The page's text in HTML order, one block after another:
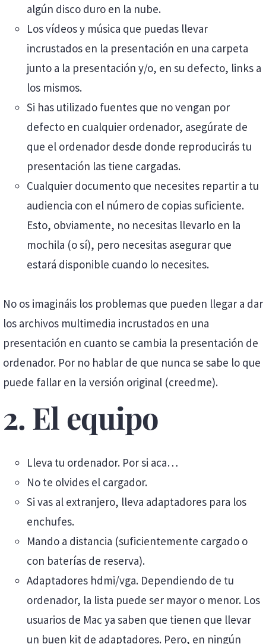
algún disco duro en la nube.
Los vídeos y música que puedas llevar
incrustados en la presentación en una carpeta
junto a la presentación y/o, en su defecto, links a
los mismos.
Si has utilizado fuentes que no vengan por
defecto en cualquier ordenador, asegúrate de
que el ordenador desde donde reproducirás tu
presentación las tiene cargadas.
Cualquier documento que necesites repartir a tu
audiencia con el número de copias suficiente.
Esto, obviamente, no necesitas llevarlo en la
mochila (o sí), pero necesitas asegurar que
estará disponible cuando lo necesites.
No os imagináis los problemas que pueden llegar a dar
los archivos multimedia incrustados en una
presentación en cuanto se cambia la presentación de
ordenador. Por no hablar de que nunca se sabe lo que
puede fallar en la versión original (creedme).
2. El equipo
Lleva tu ordenador. Por si aca…
No te olvides el cargador.
Si vas al extranjero, lleva adaptadores para los
enchufes.
Mando a distancia (suficientemente cargado o
con baterías de reserva).
Adaptadores hdmi/vga. Dependiendo de tu
ordenador, la lista puede ser mayor o menor. Los
usuarios de Mac ya saben que tienen que llevar
un buen kit de adaptadores. Pero, en ningún